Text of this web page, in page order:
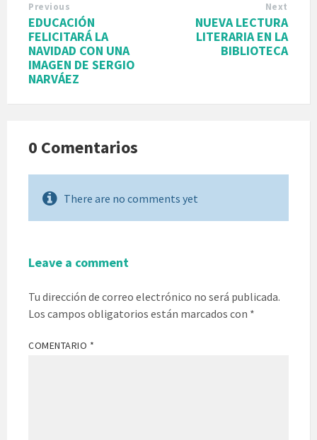
Previous
EDUCACIÓN
FELICITARÁ LA
NAVIDAD CON UNA
IMAGEN DE SERGIO
NARVÁEZ
Next
NUEVA LECTURA
LITERARIA EN LA
BIBLIOTECA
0 Comentarios
There are no comments yet
Leave a comment
Tu dirección de correo electrónico no será publicada.
Los campos obligatorios están marcados con *
COMENTARIO *